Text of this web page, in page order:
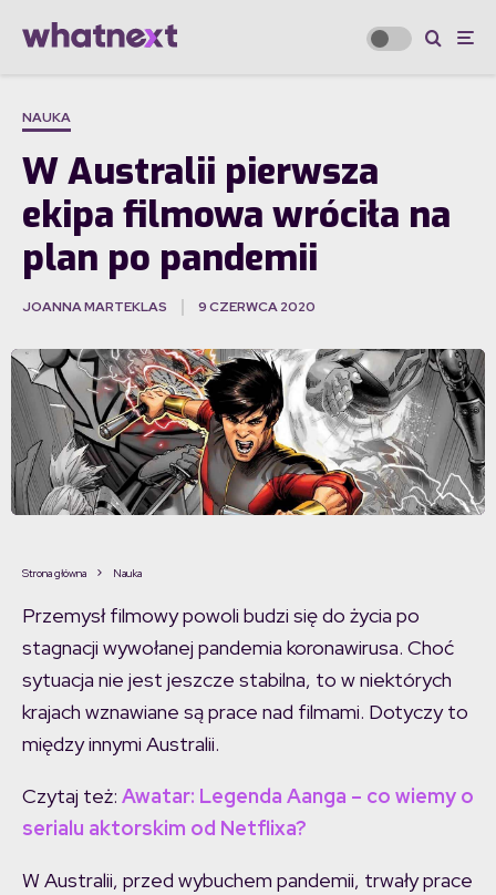
NAUKA
W Australii pierwsza
ekipa filmowa wróciła na
plan po pandemii
JOANNA MARTEKLAS 9 CZERWCA 2020
Strona główna Nauka
Przemysł filmowy powoli budzi się do życia po
stagnacji wywołanej pandemia koronawirusa. Choć
sytuacja nie jest jeszcze stabilna, to w niektórych
krajach wznawiane są prace nad filmami. Dotyczy to
między innymi Australii.
Czytaj też: Awatar: Legenda Aanga – co wiemy o
serialu aktorskim od Netflixa?
W Australii, przed wybuchem pandemii, trwały prace